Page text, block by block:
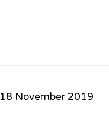
18 November 2019